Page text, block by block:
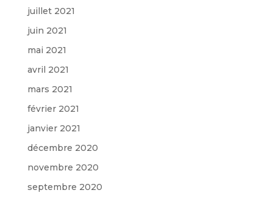
juillet 2021
juin 2021
mai 2021
avril 2021
mars 2021
février 2021
janvier 2021
décembre 2020
novembre 2020
septembre 2020